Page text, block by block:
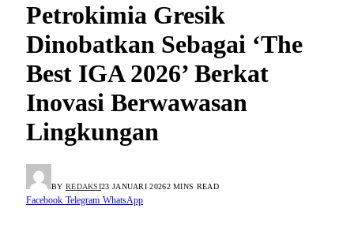
Petrokimia Gresik
Dinobatkan Sebagai ‘The
Best IGA 2026’ Berkat
Inovasi Berwawasan
Lingkungan
BY REDAKSI23 JANUARI 20262 MINS READ
Facebook Telegram WhatsApp